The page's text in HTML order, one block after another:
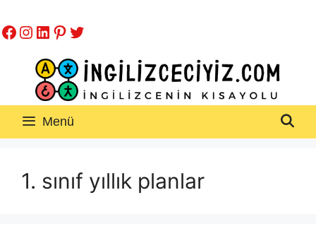
atla
Facebook
Instagram
LinkedIn
Pinterest
Twitter
Menü
1. sınıf yıllık planlar